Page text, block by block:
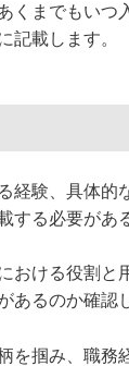
くまでもい
記載します。
経験、具体
する必要があ
おける役割
あるのか確認
を掴み、職務